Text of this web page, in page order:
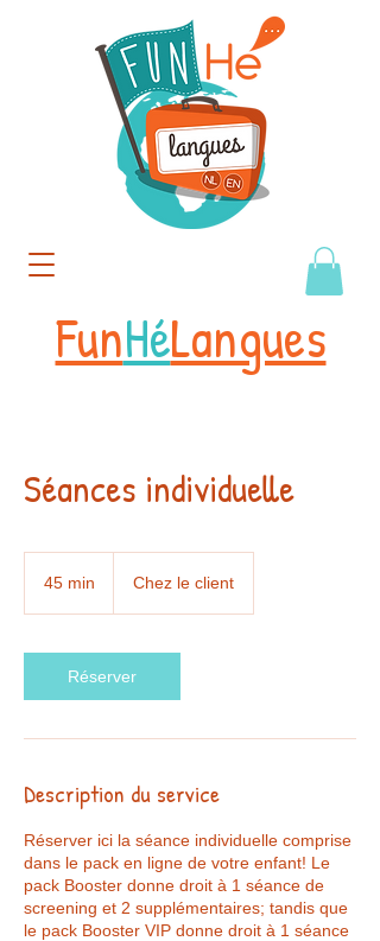
FunHéLangues
Séances individuelle
45 min
i
n
Chez le client
Réserver
Description du service
Réserver ici la séance individuelle comprise
dans le pack en ligne de votre enfant! Le
pack Booster donne droit à 1 séance de
screening et 2 supplémentaires; tandis que
le pack Booster VIP donne droit à 1 séance